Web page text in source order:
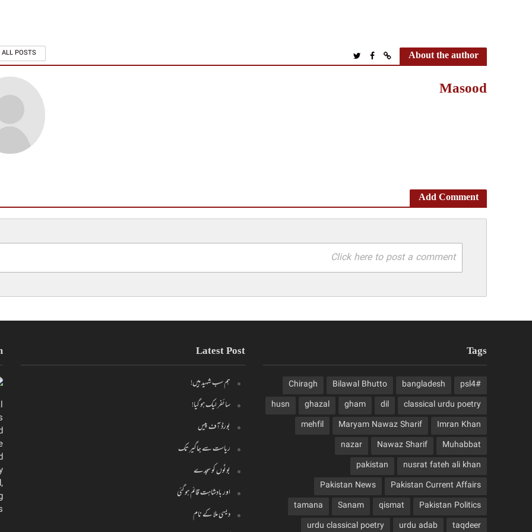
About the author
POSTS
Masood
Add Comment
Click here to post a comment
Latest Post
ہم سب شہید ہیں!
سائفر لیک ہو گیا!
بورڈ آف پیس
ریاست سے جاگیر تک
بوٹوں کو سجدے
اور بادشاہت قائم ہو گئی
دیسی ملا کے نام
Tags
#psl4
bangladesh
Bilawal Bhutto
Chiragh
classical urdu poetry
dil
gham
ghazal
husn
Imran Khan
Maryam Nawaz Sharif
mehfil
Muhabbat
Nawaz Sharif
nazar
nusrat fateh ali khan
pakistan
Pakistan Current Affairs
Pakistan News
Pakistan Politics
qismat
Sanam
tamana
taqdeer
urdu adab
urdu classical poetry